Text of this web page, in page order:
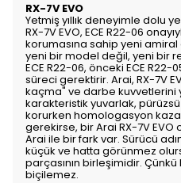
RX-7V EVO
Yetmiş yıllık deneyimle dolu
RX-7V EVO, ECE R22-06
korumasına sahip yeni
yeni bir model değil, yeni bir
ECE R22-06, önceki ECE
süreci gerektirir. Arai, RX-7V
kaçma" ve darbe kuvvetlerini
karakteristik yuvarlak,
korurken homologasyon
gerekirse, bir Arai RX-7V EVO
Arai ile bir fark var. Sürücü
küçük ve hatta görünmez
parçasının birleşimidir.
biçilemez.